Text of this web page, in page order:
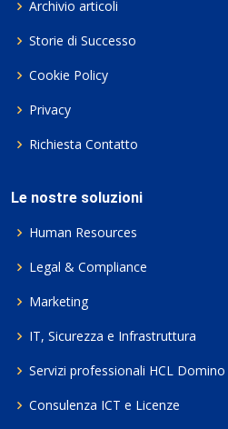
Archivio articoli
Storie di Successo
Cookie Policy
Privacy
Richiesta Contatto
Le nostre soluzioni
Human Resources
Legal & Compliance
Marketing
IT, Sicurezza e Infrastruttura
Servizi professionali HCL Domino
Consulenza ICT e Licenze